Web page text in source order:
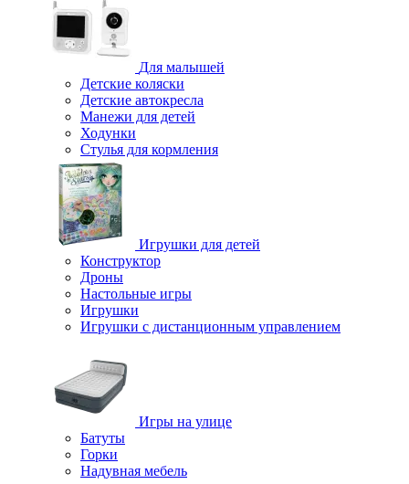
Для малышей
Детские коляски
Детские автокресла
Манежи для детей
Ходунки
Стулья для кормления
Игрушки для детей
Конструктор
Дроны
Настольные игры
Игрушки
Игрушки c дистанционным управлением
Игры на улице
Батуты
Горки
Надувная мебель